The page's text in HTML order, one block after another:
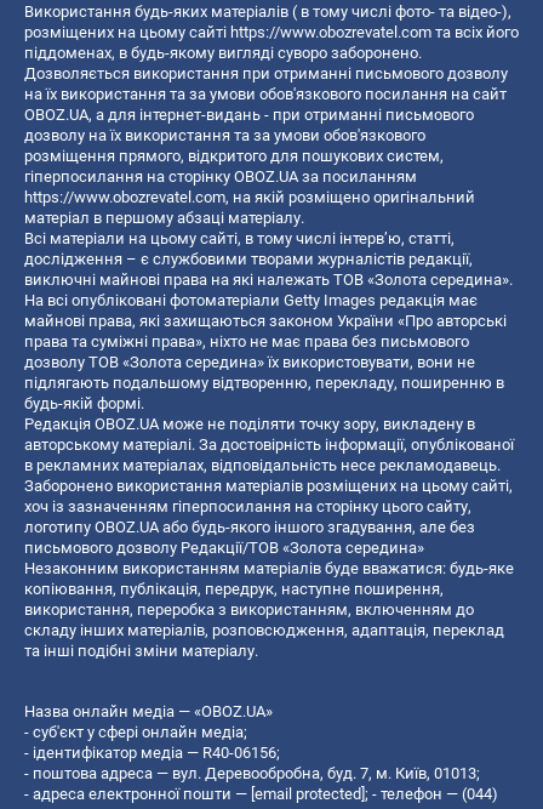
Використання будь-яких матеріалів ( в тому числі фото- та відео-),
розміщених на цьому сайті https://www.obozrevatel.com та всіх його
піддоменах, в будь-якому вигляді суворо заборонено.
Дозволяється використання при отриманні письмового дозволу
на їх використання та за умови обов'язкового посилання на сайт
OBOZ.UA, а для інтернет-видань - при отриманні письмового
дозволу на їх використання та за умови обов'язкового
розміщення прямого, відкритого для пошукових систем,
гіперпосилання на сторінку OBOZ.UA за посиланням
https://www.obozrevatel.com, на якій розміщено оригінальний
матеріал в першому абзаці матеріалу.
Всі матеріали на цьому сайті, в тому числі інтерв’ю, статті,
дослідження – є службовими творами журналістів редакції,
виключні майнові права на які належать ТОВ «Золота середина».
На всі опубліковані фотоматеріали Getty Images редакція має
майнові права, які захищаються законом України «Про авторські
права та суміжні права», ніхто не має права без письмового
дозволу ТОВ «Золота середина» їх використовувати, вони не
підлягають подальшому відтворенню, перекладу, поширенню в
будь-якій формі.
Редакція OBOZ.UA може не поділяти точку зору, викладену в
авторському матеріалі. За достовірність інформації, опублікованої
в рекламних матеріалах, відповідальність несе рекламодавець.
Заборонено використання матеріалів розміщених на цьому сайті,
хоч із зазначенням гіперпосилання на сторінку цього сайту,
логотипу OBOZ.UA або будь-якого іншого згадування, але без
письмового дозволу Редакції/ТОВ «Золота середина»
Незаконним використанням матеріалів буде вважатися: будь-яке
копiювання, публiкацiя, передрук, наступне поширення,
використання, переробка з використанням, включенням до
складу інших матеріалів, розповсюдження, адаптація, переклад
та інші подібні зміни матеріалу.
Назва онлайн медіа — «OBOZ.UA»
- суб'єкт у сфері онлайн медіа;
- ідентифікатор медіа — R40-06156;
- поштова адреса — вул. Деревообробна, буд. 7, м. Київ, 01013;
- адреса електронної пошти — [email protected]; - телефон — (044)